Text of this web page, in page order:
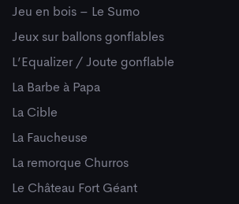
Jeu en bois – Le Sumo
Jeux sur ballons gonflables
L’Equalizer / Joute gonflable
La Barbe à Papa
La Cible
La Faucheuse
La remorque Churros
Le Château Fort Géant